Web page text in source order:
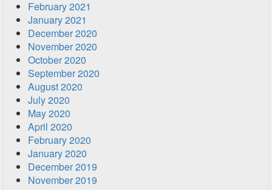
February 2021
January 2021
December 2020
November 2020
October 2020
September 2020
August 2020
July 2020
May 2020
April 2020
February 2020
January 2020
December 2019
November 2019